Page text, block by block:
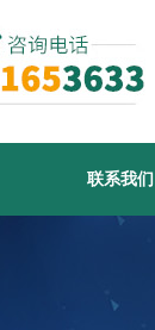
联系我们